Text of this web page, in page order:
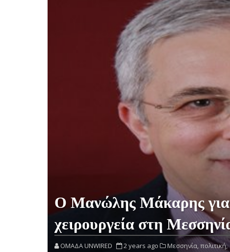
Ο Μανώλης Μάκαρης για
χειρουργεία στη
OMAΔΑ UNWIRED 2 years ago Μεσσηνία,πολιτική,